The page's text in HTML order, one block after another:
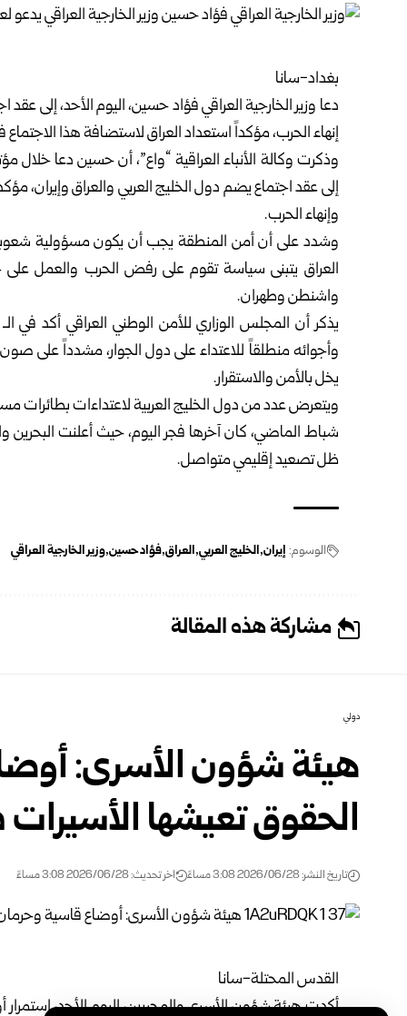
بغداد-سانا
دعا وزير الخارجية العراقيفؤاد حسين، اليوم الأحد، إلى
إنهاء الحرب، مؤكداً استعداد العراق لاستضافة هذا الاجتماع
وذكرت وكالة الأنباء العراقية “واع”، أن حسين دعا
إلى عقد اجتماع يضم دول الخليج العربي والعراق وإيران،
وإنهاء الحرب.
وشدد على أن أمن المنطقة يجب أن يكون مسؤولية
العراق يتبنى سياسة تقوم على رفض الحرب والعمل
واشنطن وطهران.
وأجوائه منطلقاً للاعتداء على دول الجوار، مشدداً على
يخل بالأمن والاستقرار.
شباط الماضي، كان آخرها فجر اليوم، حيث أعلنت البحرين
ظل تصعيد إقليمي متواصل.
الوسوم: إيران الخليج العربي العراق فؤاد حسين وزير الخارجية العراقي
مشاركة هذه المقالة
دولي
هيئة شؤون الأسرى:
الحقوق تعيشها
تاريخ النشر: 2026/06/28 3:08 مساءً اخر تحديث: 2026/06/28 3:08 مساءً
القدس المحتلة-سانا
أكدت هيئة شؤون الأسرى والمحررين، اليوم الأحد،